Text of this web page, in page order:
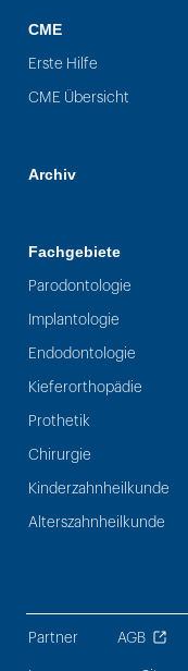
CME
Erste Hilfe
CME Übersicht
Archiv
Fachgebiete
Parodontologie
Implantologie
Endodontologie
Kieferorthopädie
Prothetik
Chirurgie
Kinderzahnheilkunde
Alterszahnheilkunde
Partner AGB